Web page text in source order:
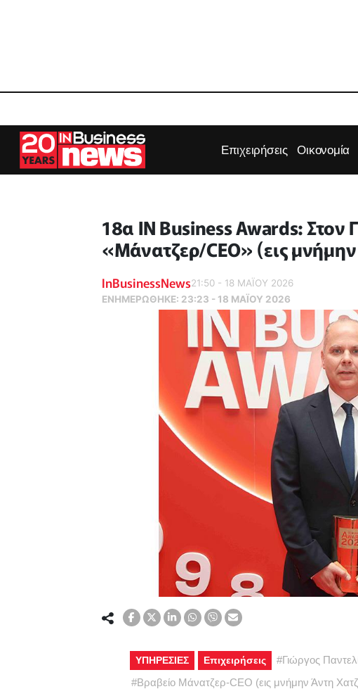
Επιχειρήσεις Οικονομία
18α IN Business Awards: Στον
«Μάνατζερ/CEO» (εις
InBusinessNews21:50 - 18 ΜΑΪ́ΟΥ 2026
ΕΝΗΜΕΡΏΘΗΚΕ: 23:23 - 18 ΜΑΪ́ΟΥ 2026
ΥΠΗΡΕΣΙΕΣ Επιχειρήσεις #Γιώργος
#Βραβείο Μάνατζερ-CEO (εις μνήμην Άντη